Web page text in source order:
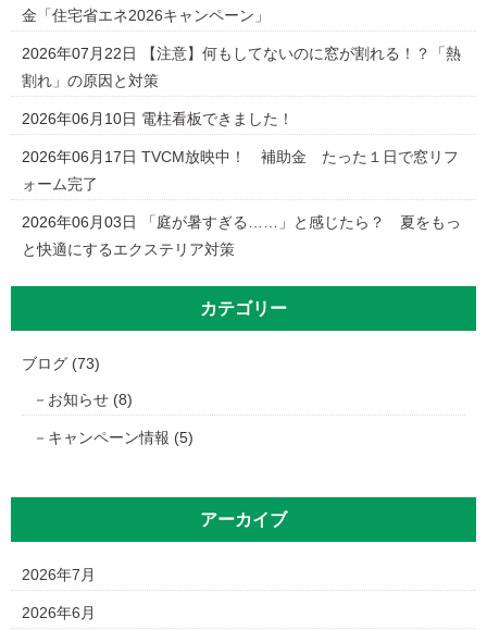
金「住宅省エネ2026キャンペーン」
2026年07月22日
【注意】何もしてないのに窓が割れる！？「熱
割れ」の原因と対策
2026年06月10日 電柱看板できました！
2026年06月17日 TVCM放映中！ 補助金 たった１日で窓リフ
ォーム完了
2026年06月03日
「庭が暑すぎる……」と感じたら？ 夏をもっ
と快適にするエクステリア対策
カテゴリー
ブログ (73)
お知らせ (8)
キャンペーン情報 (5)
アーカイブ
2026年7月
2026年6月